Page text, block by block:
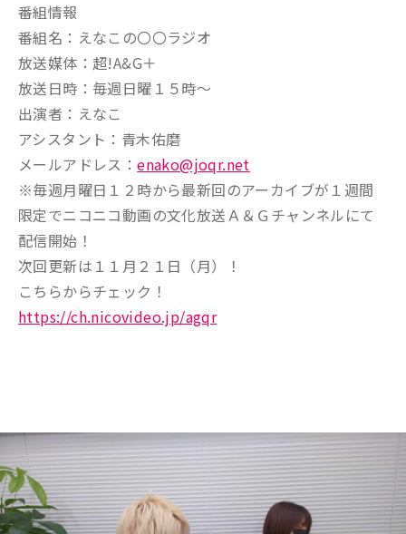
番組情報
番組名：えなこの〇〇ラジオ
放送媒体：超!A&G＋
放送日時：毎週日曜１５時～
出演者：えなこ
アシスタント：青木佑磨
メールアドレス：enako@joqr.net
※毎週月曜日１２時から最新回のアーカイブが１週間
限定でニコニコ動画の文化放送Ａ＆Ｇチャンネルにて
配信開始！
次回更新は１１月２１日（月）！
こちらからチェック！
https://ch.nicovideo.jp/agqr